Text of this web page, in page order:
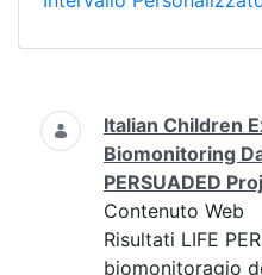
Ricerca
Italian Children
Biomonitoring
PERSUADED
Contenuto Web
Risultati LIFE
biomonitoragio